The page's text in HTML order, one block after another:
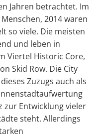
Jahren betrachtet. Im
2014 waren
so viele. Die meisten
und leben in
Viertel Historic Core,
Skid Row. Die City
Zuzugs auch als
zur Entwicklung vieler
steht. Allerdings